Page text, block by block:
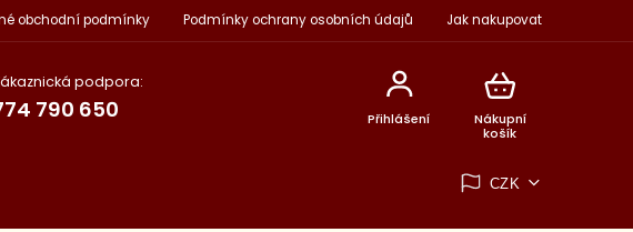
obchodní podmínky Podmínky ochrany osobních údajů Jak nakupovat
podpora:
790 650
Nákupní
košík
Přihlášení
CZK